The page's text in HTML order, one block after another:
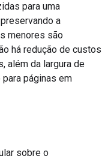
para uma
a
menores são
há redução de custos
além da largura de
páginas em
sobre o